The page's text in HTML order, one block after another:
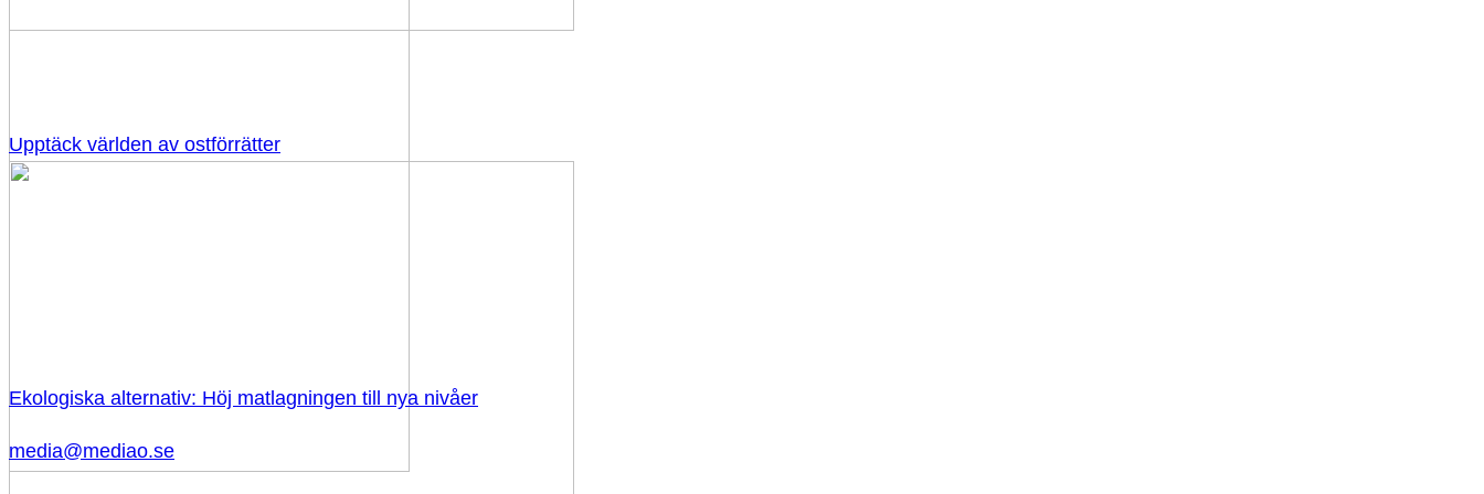
Upptäck världen av ostförrätter
Ekologiska alternativ: Höj matlagningen till nya nivåer
media@mediao.se